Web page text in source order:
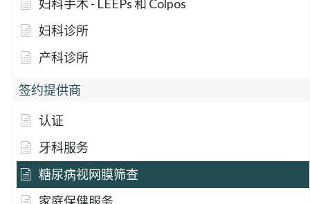
妇科手术 - LEEPs 和 Colpos
妇科诊所
产科诊所
签约提供商
认证
牙科服务
糖尿病视网膜筛查